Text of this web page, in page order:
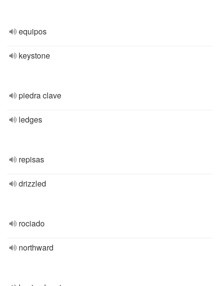
equipos
keystone
piedra clave
ledges
repisas
drizzled
rociado
northward